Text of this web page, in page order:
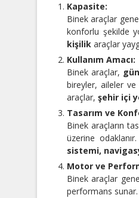
Kapasite:
Binek araçlar
konforlu şekilde
kişilik araçlar
Kullanım Amacı:
Binek araçlar,
bireyler, aileler
araçlar, şehir içi
Tasarım ve
Binek araçların
üzerine
sistemi,
Motor ve
Binek araçlar
performans